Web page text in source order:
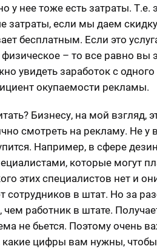
у нее тоже есть затраты. Т.е.
затраты, если мы даем
бесплатным. Если это
– то все равно вы
увидеть заработок с одного
окупаемости рекламы.
Бизнесу, на мой взгляд,
смотреть на рекламу. Не у
Например, в сфере
которые могут
этих специалистов нет и
в штат. Но за
работник в штате.
не бьется. Поэтому очень
цифры вам нужны, чтобы